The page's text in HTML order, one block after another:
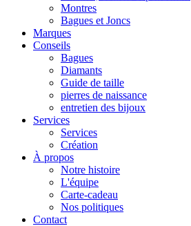
Montres
Bagues et Joncs
Marques
Conseils
Bagues
Diamants
Guide de taille
pierres de naissance
entretien des bijoux
Services
Services
Création
À propos
Notre histoire
L'équipe
Carte-cadeau
Nos politiques
Contact